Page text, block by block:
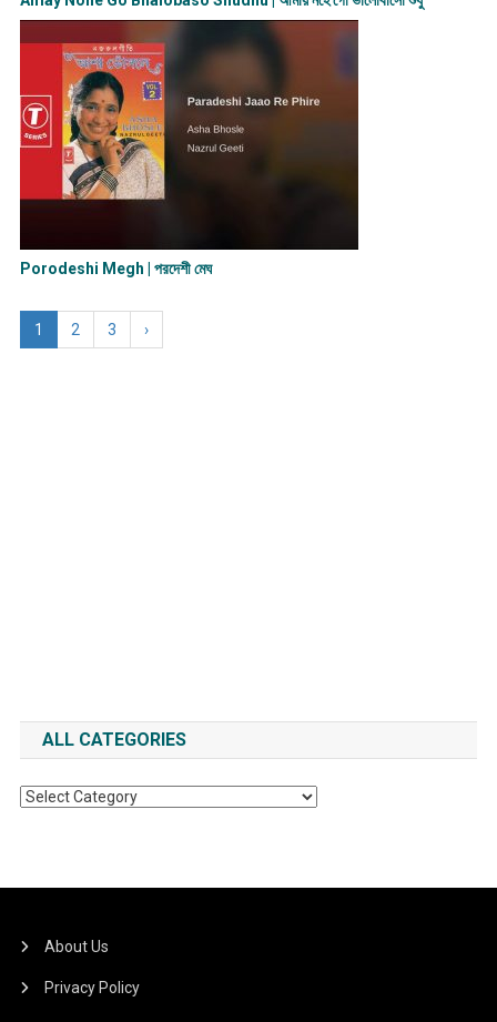
Porodeshi Megh | পরদেশী মেঘ
1 2 3 ›
ALL CATEGORIES
All
About Us
Privacy Policy